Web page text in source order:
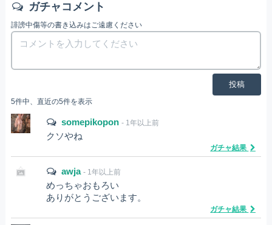
ガチャコメント
誹謗中傷等の書き込みはご遠慮ください
投稿
5件中、直近の5件を表示
somepikopon - 1年以上前
クソやね
ガチャ結果
awja - 1年以上前
めっちゃおもろい
ありがとうございます。
ガチャ結果